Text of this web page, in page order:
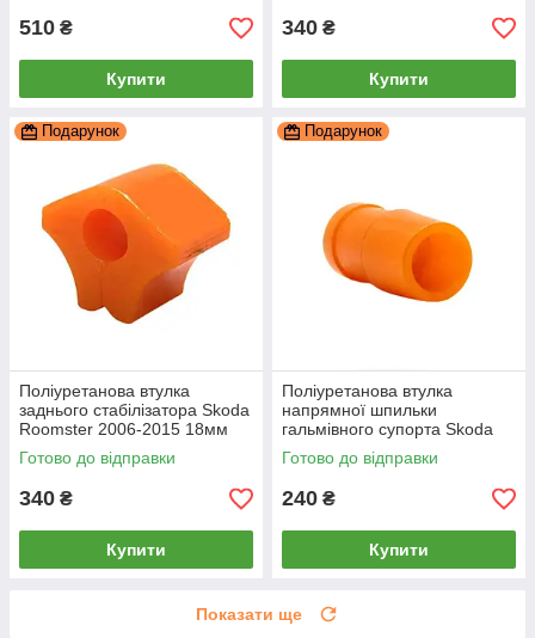
510 ₴
Купити
340 ₴
Купити
Подарунок
Поліуретанова втулка
заднього стабілізатора Skoda
Roomster 2006-2015 18мм
ПІД вироблення, PP-0269P
Готово до відправки
340 ₴
Купити
Подарунок
Поліуретанова втулка
напрямної шпильки
гальмівного супорта Skoda
Roomster 2006-2015, PP-
0866
Готово до відправки
240 ₴
Купити
Показати ще